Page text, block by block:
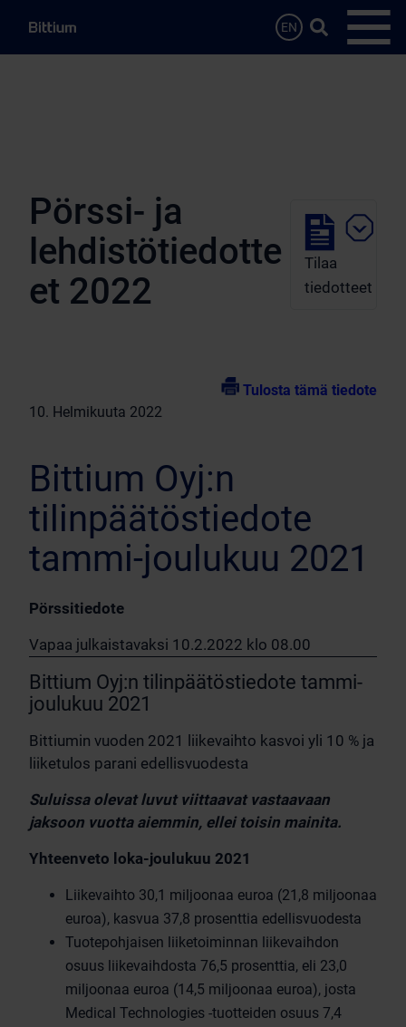
EN
Hae…
Avaa
Pörssi- ja
lehdistötiedotte
et 2022
Tilaa
tiedotteet
Tulosta tämä tiedote
10. Helmikuuta 2022
Bittium Oyj:n
tilinpäätöstiedote
tammi-joulukuu 2021
Pörssitiedote
Vapaa julkaistavaksi 10.2.2022 klo 08.00
Bittium Oyj:n tilinpäätöstiedote tammi-
joulukuu 2021
Bittiumin vuoden 2021 liikevaihto kasvoi yli 10 % ja
liiketulos parani edellisvuodesta
Suluissa olevat luvut viittaavat vastaavaan
jaksoon vuotta aiemmin, ellei toisin mainita.
Yhteenveto loka-joulukuu 2021
Liikevaihto 30,1 miljoonaa euroa (21,8 miljoonaa
euroa), kasvua 37,8 prosenttia edellisvuodesta
Tuotepohjaisen liiketoiminnan liikevaihdon
osuus liikevaihdosta 76,5 prosenttia, eli 23,0
miljoonaa euroa (14,5 miljoonaa euroa), josta
Medical Technologies -tuotteiden osuus 7,4